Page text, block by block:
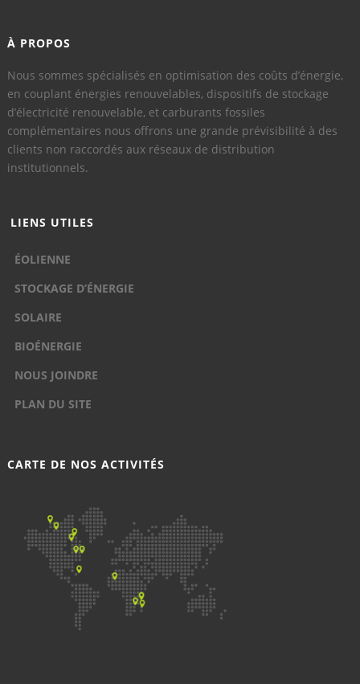
À PROPOS
Nous sommes spécialisés en optimisation des coûts d’énergie,
en couplant énergies renouvelables, dispositifs de stockage
d’électricité renouvelable, et carburants fossiles
complémentaires nous offrons une grande prévisibilité à des
clients non raccordés aux réseaux de distribution
institutionnels.
LIENS UTILES
ÉOLIENNE
STOCKAGE D’ÉNERGIE
SOLAIRE
BIOÉNERGIE
NOUS JOINDRE
PLAN DU SITE
CARTE DE NOS ACTIVITÉS